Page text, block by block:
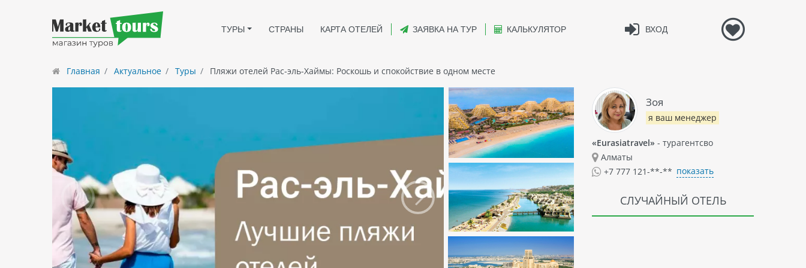
ВХОД
ТУРЫ СТРАНЫ КАРТА ОТЕЛЕЙ ЗАЯВКА НА ТУР КАЛЬКУЛЯТОР
Главная Актуальное Туры Пляжи отелей Рас-эль-Хаймы: Роскошь и спокойствие в одном месте
Зоя
я ваш менеджер
«Eurasiatravel» - турагентсво
Алматы
+7 777 121-**-** показать
СЛУЧАЙНЫЙ ОТЕЛЬ